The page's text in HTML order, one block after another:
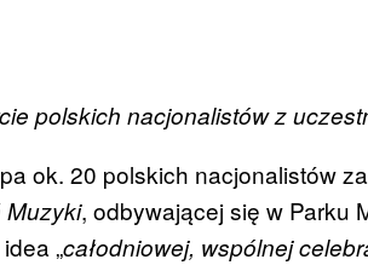
polskich nacjonalistów z
ok. 20 polskich nacjonalistów
Muzyki, odbywającej się w Parku
„całodniowej, wspólnej